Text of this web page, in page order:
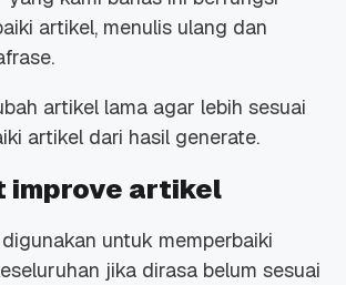
artikel, menulis ulang dan
artikel lama agar lebih sesuai
artikel dari hasil generate.
improve artikel
untuk memperbaiki
jika dirasa belum sesuai